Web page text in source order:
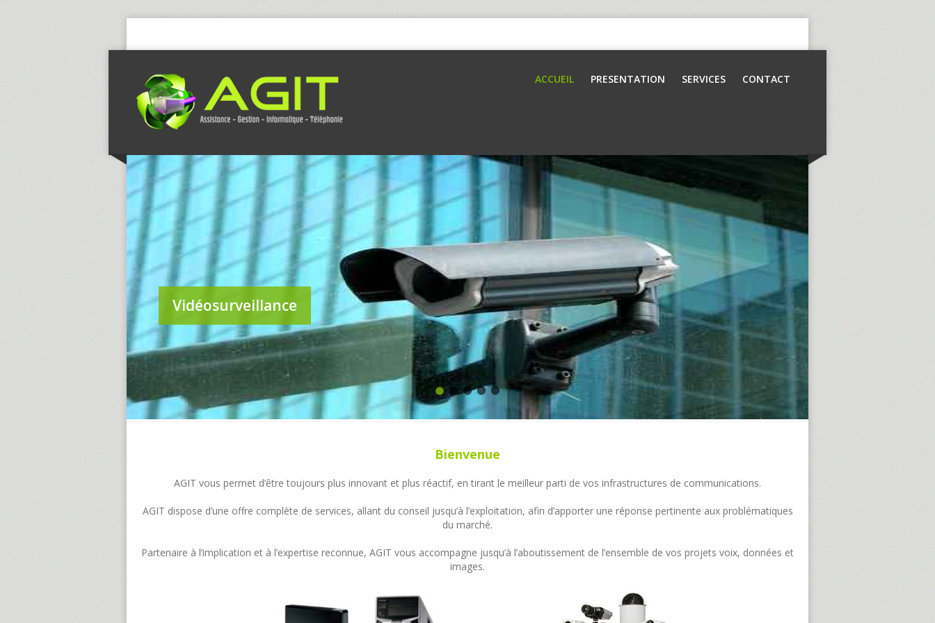
ACCUEIL PRESENTATION SERVICES CONTACT
Vidéosurveillance
Bienvenue
AGIT vous permet d’être toujours plus innovant et plus réactif, en tirant le meilleur parti de vos infrastructures de communications.
AGIT dispose d’une offre complète de services, allant du conseil jusqu’à l’exploitation, afin d’apporter une réponse pertinente aux problématiques
du marché.
Partenaire à l’implication et à l’expertise reconnue, AGIT vous accompagne jusqu’à l’aboutissement de l’ensemble de vos projets voix, données et
images.